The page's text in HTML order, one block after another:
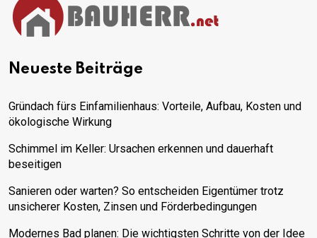
Neueste Beiträge
Gründach fürs Einfamilienhaus: Vorteile, Aufbau, Kosten und
ökologische Wirkung
Schimmel im Keller: Ursachen erkennen und dauerhaft
beseitigen
Sanieren oder warten? So entscheiden Eigentümer trotz
unsicherer Kosten, Zinsen und Förderbedingungen
Modernes Bad planen: Die wichtigsten Schritte von der Idee